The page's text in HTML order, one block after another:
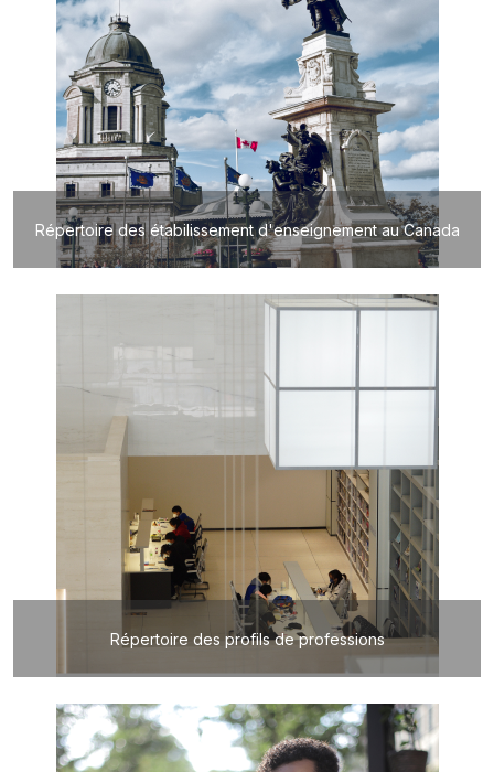
Répertoire des étabilissement d'enseignement au Canada
Répertoire des profils de professions